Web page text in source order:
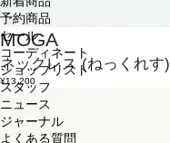
予約商品
セール
コーディネート
ショップリスト
スタッフ
ニュース
ジャーナル
よくある質問
MOGA
ネックレス(ねっくれす)
¥13,200